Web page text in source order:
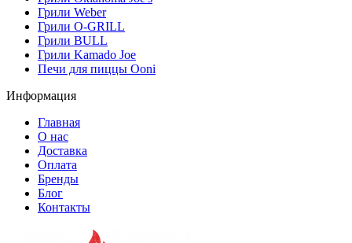
Грили Weber
Грили O-GRILL
Грили BULL
Грили Kamado Joe
Печи для пиццы Ooni
Информация
Главная
О нас
Доставка
Оплата
Бренды
Блог
Контакты